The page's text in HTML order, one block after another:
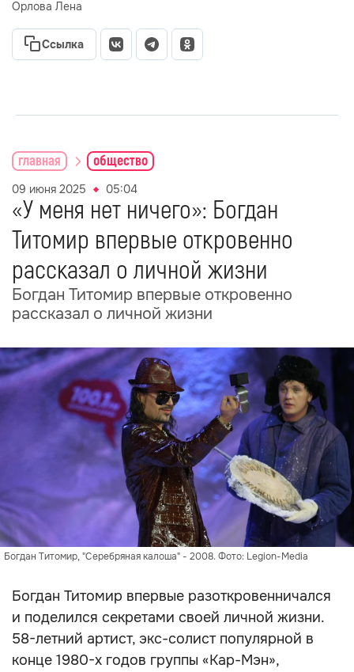
Орлова Лена
Ссылка
главная общество
09 июня 2025 05:04
«У меня нет ничего»: Богдан
Титомир впервые откровенно
рассказал о личной жизни
Богдан Титомир впервые откровенно
рассказал о личной жизни
Богдан Титомир, "Серебряная калоша" - 2008. Фото: Legion-Media
Богдан Титомир впервые разоткровенничался
и поделился секретами своей личной жизни.
58-летний артист, экс-солист популярной в
конце 1980-х годов группы «Кар-Мэн»,